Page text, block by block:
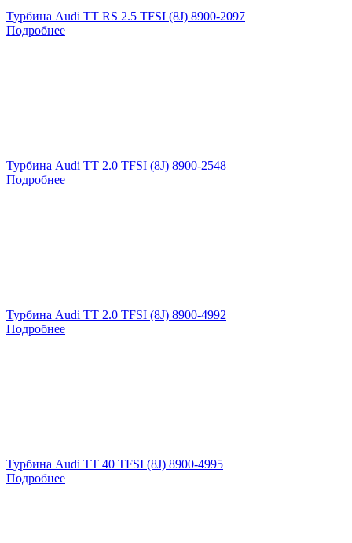
Турбина Audi TT RS 2.5 TFSI (8J) 8900-2097
Подробнее
Турбина Audi TT 2.0 TFSI (8J) 8900-2548
Подробнее
Турбина Audi TT 2.0 TFSI (8J) 8900-4992
Подробнее
Турбина Audi TT 40 TFSI (8J) 8900-4995
Подробнее